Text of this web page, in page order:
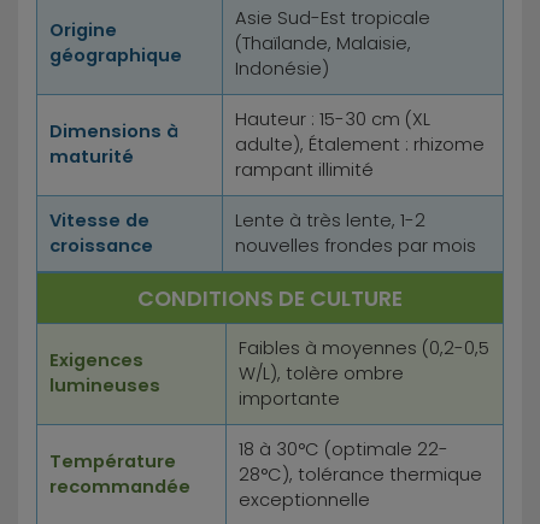
Origine
géographique
Asie Sud-Est tropicale
(Thaïlande, Malaisie,
Indonésie)
Dimensions à
maturité
Hauteur : 15-30 cm (XL
adulte), Étalement : rhizome
rampant illimité
Vitesse de
croissance
Lente à très lente, 1-2
nouvelles frondes par mois
CONDITIONS DE CULTURE
Exigences
lumineuses
Faibles à moyennes (0,2-0,5
W/L), tolère ombre
importante
Température
recommandée
18 à 30°C (optimale 22-
28°C), tolérance thermique
exceptionnelle